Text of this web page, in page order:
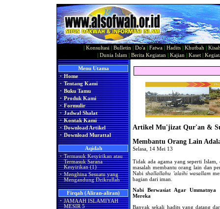
Konsultasi Bulletin Do'a Fatwa Hadits Khutbah
Dunia Islam Berita Kegiatan Kajian Kaset|
Menu Utama
· Home
· Tentang Kami
· Buku Tamu
· Produk Kami
· Formulir
· Jadwal Shalat
· Kontak Kami
· Download Artikel
· Download Murattal
Aqidah
· Termasuk Kesyirikan atau
Termasuk Sarana
Kesyirikan (1)
· Menghina Sesuatu yang
Mengandung Dzikrullah
Firqah (Aliran-aliran)
· JAMAAH ISLAMIYAH
MESIR 5
Artikel Mu'jizat Qur'an &
Membantu Orang Lain
Selasa, 14 Mei 13
Tidak ada agama yang seperti
masalah membantu orang lain dan
Nabishallallahu 'alaihi wasallam
bagian dari iman.
Nabi Berwasiat Agar Ummatnya
Mereka
Banyak sekali hadits yang datang